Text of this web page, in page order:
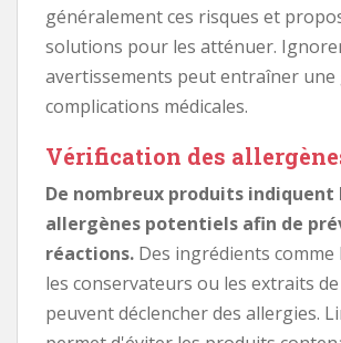
généralement ces risques et
solutions pour les atténuer.
avertissements peut entraîner une
complications médicales.
Vérification des
De nombreux produits indiquent
allergènes potentiels afin de
réactions. Des ingrédients comme
les conservateurs ou les extraits
peuvent déclencher des allergies.